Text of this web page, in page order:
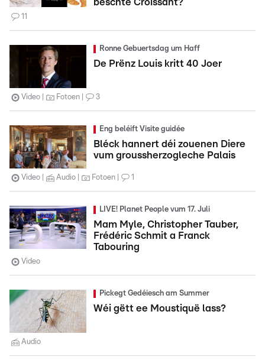
beschte Croissant?
11
Ronne Gebuertsdag um Haff
De Prënz Louis kritt 40 Joer
Video Fotoen 3
Eng beléift Visite guidée
Bléck hannert déi zouenen Diere
vum groussherzogleche Palais
Video Audio Fotoen 1
LIVE! Planet People vum 17. Juli
Mam Myle, Christopher Tauber,
Frédéric Schmit a Franck
Tabouring
Video
Pickegt Gedéiesch am Summer
Wéi gëtt ee Moustiquë lass?
Audio